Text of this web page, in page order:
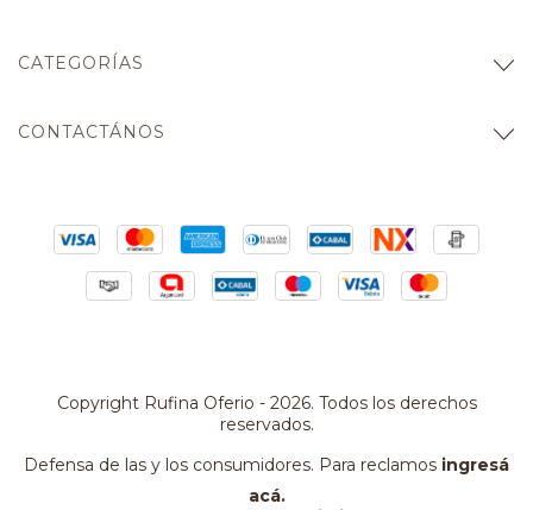
CATEGORÍAS
CONTACTÁNOS
Copyright Rufina Oferio - 2026. Todos los derechos
reservados.
Defensa de las y los consumidores. Para reclamos ingresá
acá.